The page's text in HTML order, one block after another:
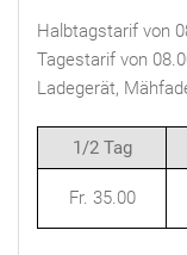
Halbtagstarif von
Tagestarif von
Ladegerät,
1/2 Tag
Fr. 35.00